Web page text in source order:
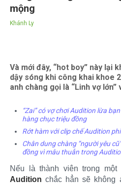
mộng
Khánh Ly
Và mới đây, “hot boy” này lại
dậy sóng khi công khai khoe
anh chàng gọi là “Linh vợ lớn”
“Zai” có vợ chơi Audition lừa
hàng chục triệu đồng
Rớt hàm với clip chế Audition
Chân dung chàng “người yêu
đồng vì mâu thuẫn trong
Nếu là thành viên trong
Audition chắc hẳn sẽ không